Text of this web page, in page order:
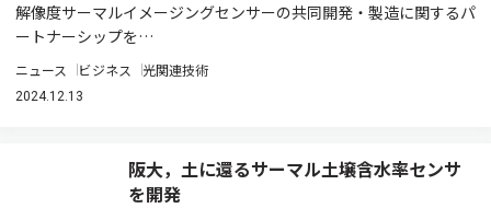
解像度サーマルイメージングセンサーの共同開発・製造に関するパ
ートナーシップを…
ニュース ビジネス 光関連技術
2024.12.13
阪大，土に還るサーマル土壌含水率センサ
を開発